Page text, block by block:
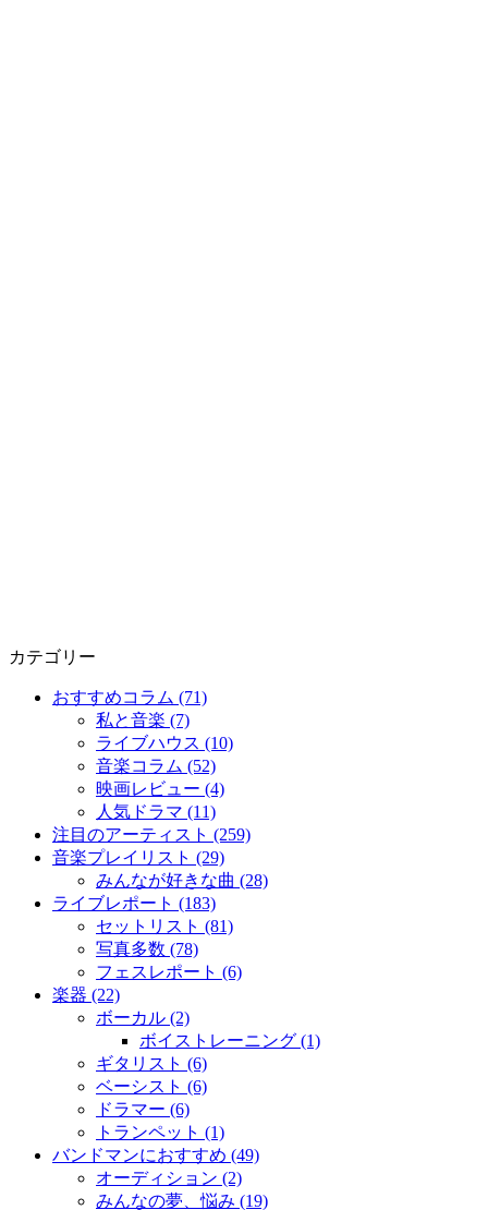
カテゴリー
おすすめコラム (71)
私と音楽 (7)
ライブハウス (10)
音楽コラム (52)
映画レビュー (4)
人気ドラマ (11)
注目のアーティスト (259)
音楽プレイリスト (29)
みんなが好きな曲 (28)
ライブレポート (183)
セットリスト (81)
写真多数 (78)
フェスレポート (6)
楽器 (22)
ボーカル (2)
ボイストレーニング (1)
ギタリスト (6)
ベーシスト (6)
ドラマー (6)
トランペット (1)
バンドマンにおすすめ (49)
オーディション (2)
みんなの夢、悩み (19)